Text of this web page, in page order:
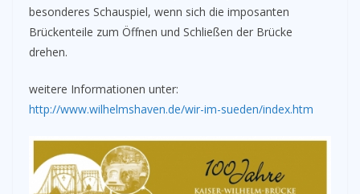
besonderes Schauspiel, wenn sich die imposanten
Brückenteile zum Öffnen und Schließen der Brücke
drehen.
weitere Informationen unter:
http://www.wilhelmshaven.de/wir-im-sueden/index.htm